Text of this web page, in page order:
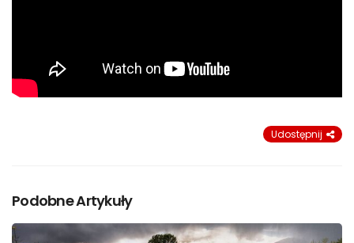
Udostępnij
Podobne Artykuły